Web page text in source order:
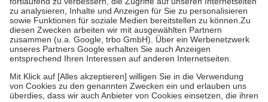
höchstens zehn Euro.Es sind jedoch nie mehr als die
tatsächlichen Kosten der Leistung zu entrichten.
Diese Regeln gelten grundsätzlich auch für Online-Apotheken.
Bei Heilmitteln und häuslicher Krankenpflege beträgt die
Zuzahlung zehn Prozent der Kosten sowie zehn Euro je
Um das Engagement der Versicherten für ihre eigene Gesundheit
zu stärken und die besondere Stellung der Familie zu unterstützen,